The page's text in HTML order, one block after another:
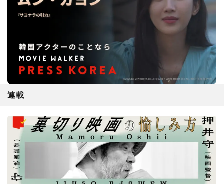
連載